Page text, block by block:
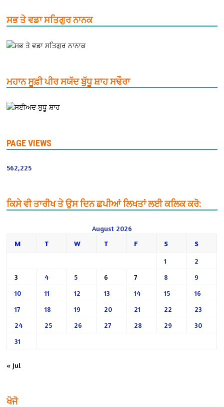
ਸਭ ਤੇ ਵਡਾ ਸਤਿਗੁਰ ਨਾਨਕ
ਮਹਾਨ ਸੂਫ਼ੀ ਪੀਰ ਸਯੱਦ ਬੁੱਧੂ ਸ਼ਾਹ ਸਢੌਰਾ
PAGE VIEWS
562,225
ਕਿਸੇ ਵੀ ਤਾਰੀਖ ਤੇ ਉਸ ਦਿਨ ਛਪੀਆਂ ਲਿਖਤਾਂ ਲਈ ਕਲਿਕ ਕਰੋ:
August 2026
M
T W T F S S
1
2
3
4 5 6 7 8
9
10
11 12 13 14 15
16
17
18 19 20 21 22
23
24
25 26 27 28 29
30
31
« Jul
ਖੋਜੋ